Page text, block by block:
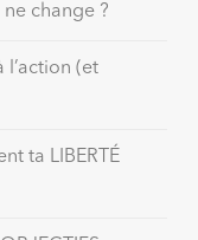
change ?
l’action (et
ta LIBERTÉ